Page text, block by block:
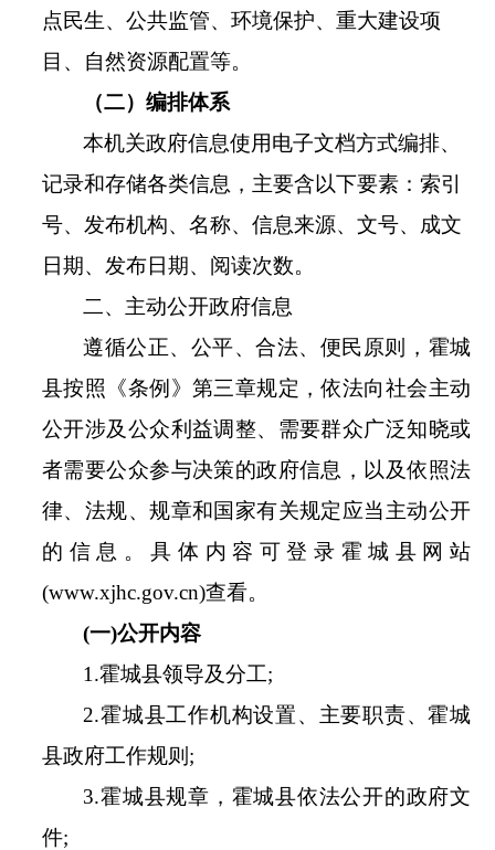
点民生、公共监管、环境保护、重大建设项
目、自然资源配置等。
（二）编排体系
本机关政府信息使用电子文档方式编排、
记录和存储各类信息，主要含以下要素：索引
号、发布机构、名称、信息来源、文号、成文
日期、发布日期、阅读次数。
二、主动公开政府信息
遵循公正、公平、合法、便民原则， 霍城
县按照《条例》第三章规定，依法向社会主动
公开涉及公众利益调整、需要群众广泛知晓或
者需要公众参与决策的政府信息，以及依照法
律、法规、规章和国家有关规定应当主动公开
的信息。具体内容可登录 霍城县 网站
(www.xjhc.gov.cn)查看。
(一)公开内容
1.霍城县领导及分工;
2.霍城县工作机构设置、主要职责、霍城
县政府工作规则 ;
3.霍城县规章， 霍城县依法公开的政府文
件;